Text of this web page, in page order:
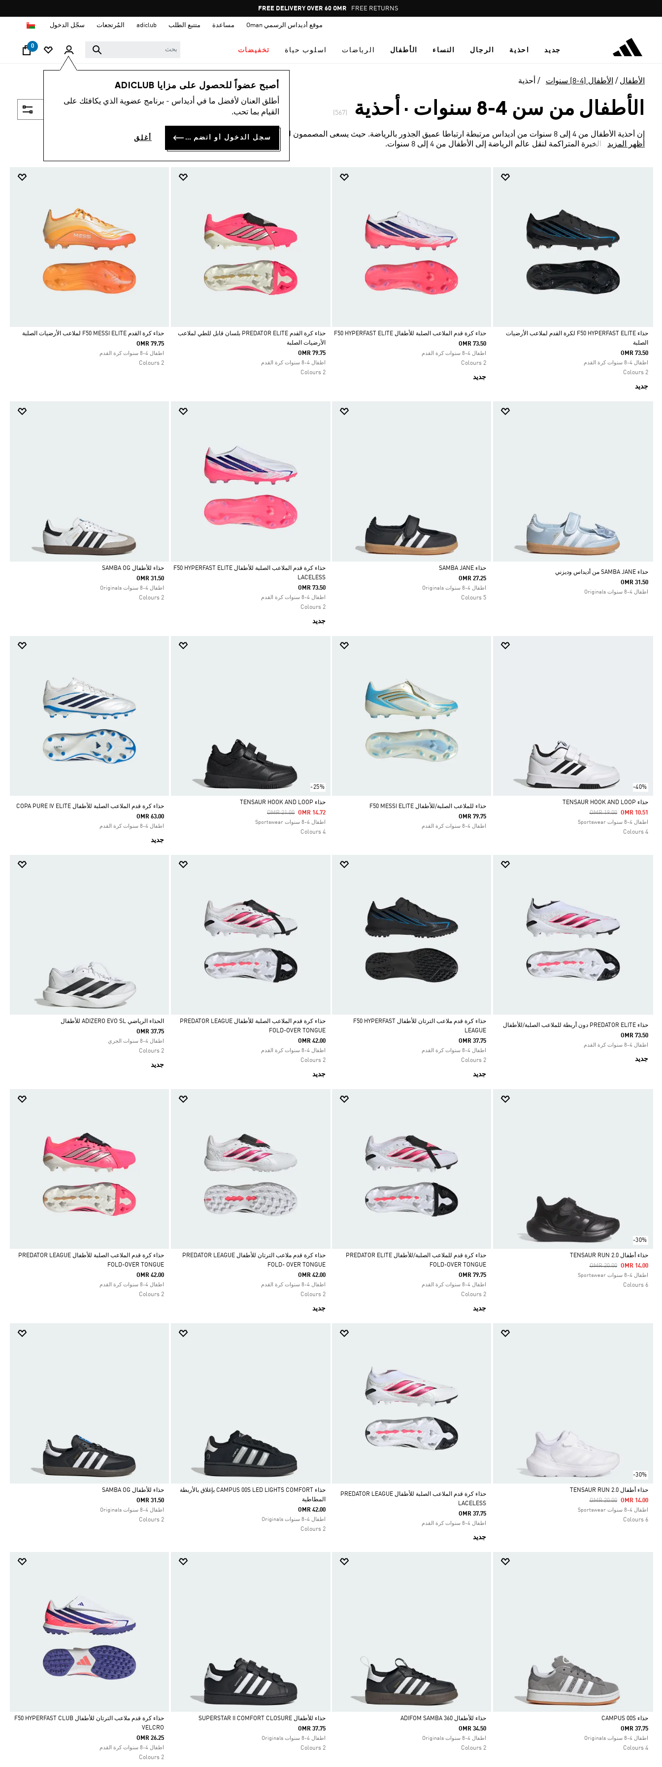
Pause
promotion
FREE RETURNS
موقع أديداس الرسمي Oman مساعدة متتبع الطلب adiclub المُرتجعات سجّل الدخول
جديد احذية الرجال النساء الأطفال الرياضات اسلوب حياة تخفيضات
0
أصبح عضواً للحصول على مزايا ADICLUB
أطلق العنان لأفضل ما في أديداس - برنامج عضوية الذي يكافئك على
القيام بما تحب.
سجل الدخول أو انضم الآن أغلق
الأطفال الأطفال (4-8) سنوات أحذية
الأطفال من سن 4-8 سنوات · أحذية
إن أحذية الأطفال من 4 إلى 8 سنوات من أديداس مرتبطة ارتباطا عميق الجذور بالرياضة. حيث يسعى المصممون للابتكار مستندين
إلى عقود من الخبرة المتراكمة لنقل عالم الرياضة إلى الأطفال من 4 إلى 8 سنوات.
أظهر المزيد
Selected
حذاء F50 HYPERFAST ELITE لكرة القدم لملاعب الأرضيات
الصلبة
OMR 73.50
اطفال 4-8 سنوات كرة القدم
2 Colours
جديد
Selected
حذاء كرة قدم الملاعب الصلبة للأطفال F50 HYPERFAST ELITE
OMR 73.50
اطفال 4-8 سنوات كرة القدم
2 Colours
جديد
Selected
حذاء كرة القدم PREDATOR ELITE بلسان قابل للطي لملاعب
الأرضيات الصلبة
OMR 79.75
اطفال 4-8 سنوات كرة القدم
2 Colours
Selected
حذاء كرة القدم F50 MESSI ELITE لملاعب الأرضيات الصلبة
OMR 79.75
اطفال 4-8 سنوات كرة القدم
2 Colours
حذاء SAMBA JANE من أديداس وديزني
OMR 31.50
اطفال 4-8 سنوات Originals
Selected
حذاء SAMBA JANE
OMR 27.25
اطفال 4-8 سنوات Originals
5 Colours
Selected
حذاء كرة قدم الملاعب الصلبة للأطفال F50 HYPERFAST ELITE
LACELESS
OMR 73.50
اطفال 4-8 سنوات كرة القدم
2 Colours
جديد
Selected
حذاء للأطفال SAMBA OG
OMR 31.50
اطفال 4-8 سنوات Originals
2 Colours
-40%
Selected
حذاء TENSAUR HOOK AND LOOP
Price Reduced From
OMR 19.00ToOMR 10.51
اطفال 4-8 سنوات Sportswear
4 Colours
حذاء للملاعب الصلبة/للأطفال F50 MESSI ELITE
OMR 79.75
اطفال 4-8 سنوات كرة القدم
-25%
Selected
حذاء TENSAUR HOOK AND LOOP
Price Reduced From
OMR 21.00ToOMR 14.72
اطفال 4-8 سنوات Sportswear
4 Colours
حذاء كرة قدم الملاعب الصلبة للأطفال COPA PURE IV ELITE
OMR 63.00
اطفال 4-8 سنوات كرة القدم
جديد
حذاء PREDATOR ELITE دون أربطة للملاعب الصلبة/للأطفال
OMR 73.50
اطفال 4-8 سنوات كرة القدم
جديد
Selected
حذاء كرة قدم ملاعب الترتان للأطفال F50 HYPERFAST
LEAGUE
OMR 37.75
اطفال 4-8 سنوات كرة القدم
2 Colours
جديد
Selected
حذاء كرة قدم الملاعب الصلبة للأطفال PREDATOR LEAGUE
FOLD-OVER TONGUE
OMR 42.00
اطفال 4-8 سنوات كرة القدم
2 Colours
جديد
Selected
الحذاء الرياضي ADIZERO EVO SL للأطفال
OMR 37.75
اطفال 4-8 سنوات الجري
2 Colours
جديد
-30%
Selected
حذاء أطفال TENSAUR RUN 2.0
Price Reduced From
OMR 20.00ToOMR 14.00
اطفال 4-8 سنوات Sportswear
6 Colours
Selected
حذاء كرة قدم للملاعب الصلبة/للأطفال PREDATOR ELITE
FOLD-OVER TONGUE
OMR 79.75
اطفال 4-8 سنوات كرة القدم
2 Colours
جديد
Selected
حذاء كرة قدم ملاعب الترتان للأطفال PREDATOR LEAGUE
FOLD- OVER TONGUE
OMR 42.00
اطفال 4-8 سنوات كرة القدم
2 Colours
جديد
Selected
حذاء كرة قدم الملاعب الصلبة للأطفال PREDATOR LEAGUE
FOLD-OVER TONGUE
OMR 42.00
اطفال 4-8 سنوات كرة القدم
2 Colours
-30%
Selected
حذاء أطفال TENSAUR RUN 2.0
Price Reduced From
OMR 20.00ToOMR 14.00
اطفال 4-8 سنوات Sportswear
6 Colours
حذاء كرة قدم الملاعب الصلبة للأطفال PREDATOR LEAGUE
LACELESS
OMR 37.75
اطفال 4-8 سنوات كرة القدم
جديد
Selected
حذاء CAMPUS 00S LED LIGHTS COMFORT بإغلاق بالأربطة
المطاطية
OMR 42.00
اطفال 4-8 سنوات Originals
2 Colours
Selected
حذاء للأطفال SAMBA OG
OMR 31.50
اطفال 4-8 سنوات Originals
2 Colours
Selected
حذاء CAMPUS 00S
OMR 37.75
اطفال 4-8 سنوات Originals
4 Colours
Selected
حذاء للأطفال ADIFOM SAMBA 360
OMR 34.50
اطفال 4-8 سنوات Originals
2 Colours
Selected
حذاء للأطفال SUPERSTAR II COMFORT CLOSURE
OMR 37.75
اطفال 4-8 سنوات Originals
2 Colours
Selected
حذاء كرة قدم ملاعب الترتان للأطفال F50 HYPERFAST CLUB
VELCRO
OMR 26.25
اطفال 4-8 سنوات كرة القدم
2 Colours